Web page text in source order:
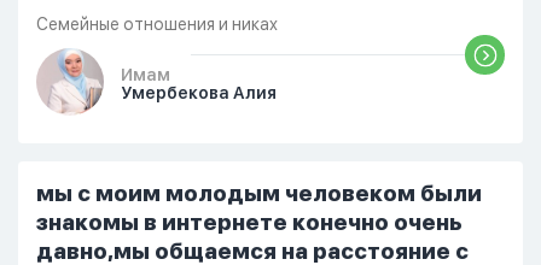
помыла вовремя посуду, не
приготовила во время еду, прошу
немного времени и любви" он никогда
не свободен для меня. С 7 утра до 8
только ночью, иногда засыпаю одна.
Мы пытались ему говорить что так
нельзя но он всё равно делает...
Семейные отношения и никах
Имам
Умербекова Алия
мы с моим молодым человеком были
знакомы в интернете конечно очень
давно,мы общаемся на расстояние с